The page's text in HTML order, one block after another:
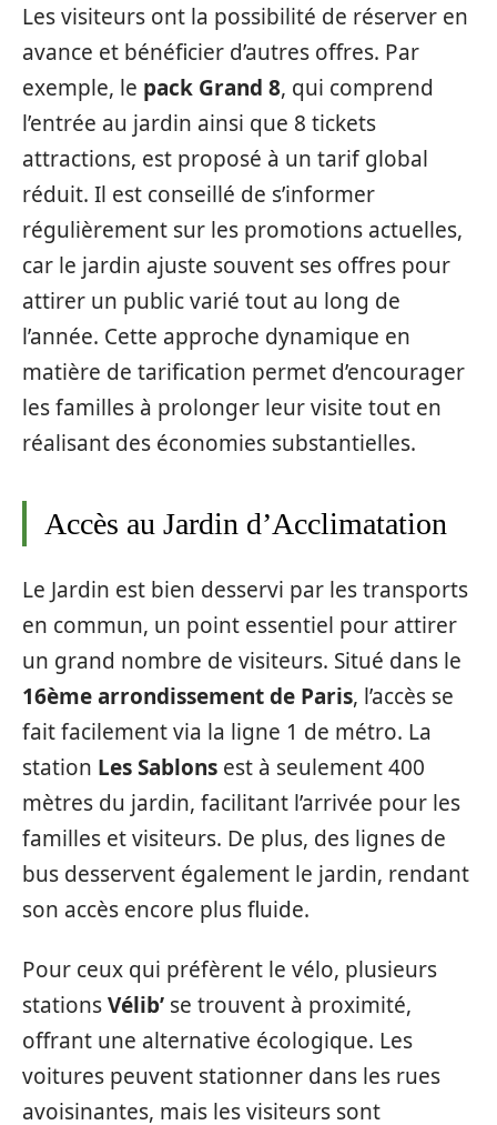
Les visiteurs ont la possibilité de réserver en
avance et bénéficier d’autres offres. Par
exemple, le pack Grand 8, qui comprend
l’entrée au jardin ainsi que 8 tickets
attractions, est proposé à un tarif global
réduit. Il est conseillé de s’informer
régulièrement sur les promotions actuelles,
car le jardin ajuste souvent ses offres pour
attirer un public varié tout au long de
l’année. Cette approche dynamique en
matière de tarification permet d’encourager
les familles à prolonger leur visite tout en
réalisant des économies substantielles.
Accès au Jardin d’Acclimatation
Le Jardin est bien desservi par les transports
en commun, un point essentiel pour attirer
un grand nombre de visiteurs. Situé dans le
16ème arrondissement de Paris, l’accès se
fait facilement via la ligne 1 de métro. La
station Les Sablons est à seulement 400
mètres du jardin, facilitant l’arrivée pour les
familles et visiteurs. De plus, des lignes de
bus desservent également le jardin, rendant
son accès encore plus fluide.
Pour ceux qui préfèrent le vélo, plusieurs
stationsVélib’ se trouvent à proximité,
offrant une alternative écologique. Les
voitures peuvent stationner dans les rues
avoisinantes, mais les visiteurs sont